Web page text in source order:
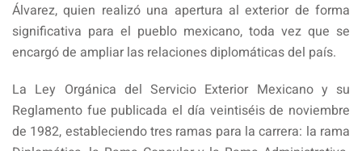
Álvarez, quien realizó una apertura al exterior de forma
significativa para el pueblo mexicano, toda vez que se
encargó de ampliar las relaciones diplomáticas del país.
La Ley Orgánica del Servicio Exterior Mexicano y su
Reglamento fue publicada el día veintiséis de noviembre
de 1982, estableciendo tres ramas para la carrera: la rama